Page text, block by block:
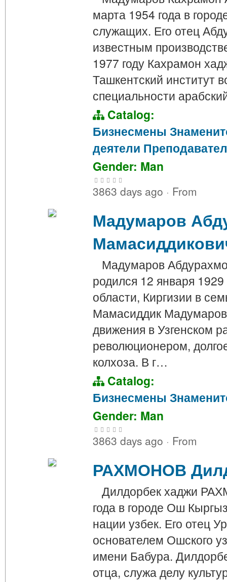
марта 1954 года в
служащих. Его отец
известным
1977 году Кахрамон
Ташкентский институт
специальности
Catalog:
Бизнесмены
деятели
Gender: Man
3863 days ago · From
Мадумаров
Мадумаров
родился 12 января
области, Киргизии в
Мамасиддик
движения в Узгенском
революционером,
колхоза. В г…
Catalog:
Бизнесмены
Gender: Man
3863 days ago · From
РАХМОНОВ
Дилдорбек хаджи
года в городе Ош
нации узбек. Его отец
основателем Ошского
имени Бабура.
отца, служа делу